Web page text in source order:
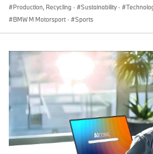
Production, Recycling · Sustainability ·
BMW M Motorsport · Sports